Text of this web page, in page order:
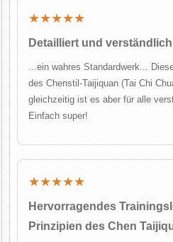
★★★★★
Detailliert und verständlich
...ein wahres Standardwerk...
des Chenstil-Taijiquan (Tai Chi
gleichzeitig ist es aber für alle
Einfach super!
★★★★★
Hervorragendes
Prinzipien des Chen